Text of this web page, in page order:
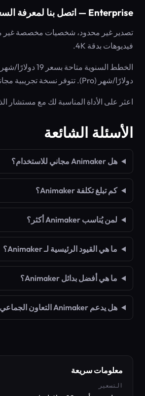
Enterprise — اتصل بنا لمعرفة السعر
تصدير غير محدود، شخصيات مخصصة غير
فيديوهات بدقة 4K.
دولارًا/شهر (Pro). تتوفر نسخة تجريبية مجانية.
اعثر على الأداة المناسبة لك مع مستشار
الأسئلة الشائعة
هل Animaker مجاني للاستخدام؟
كم تبلغ تكلفة Animaker؟
لمن يُناسب Animaker أكثر؟
ما هي القيود الرئيسية لـ Animaker؟
ما هي أفضل بدائل Animaker؟
هل يدعم Animaker التعاون الجماعي؟
معلومات سريعة
التسعير